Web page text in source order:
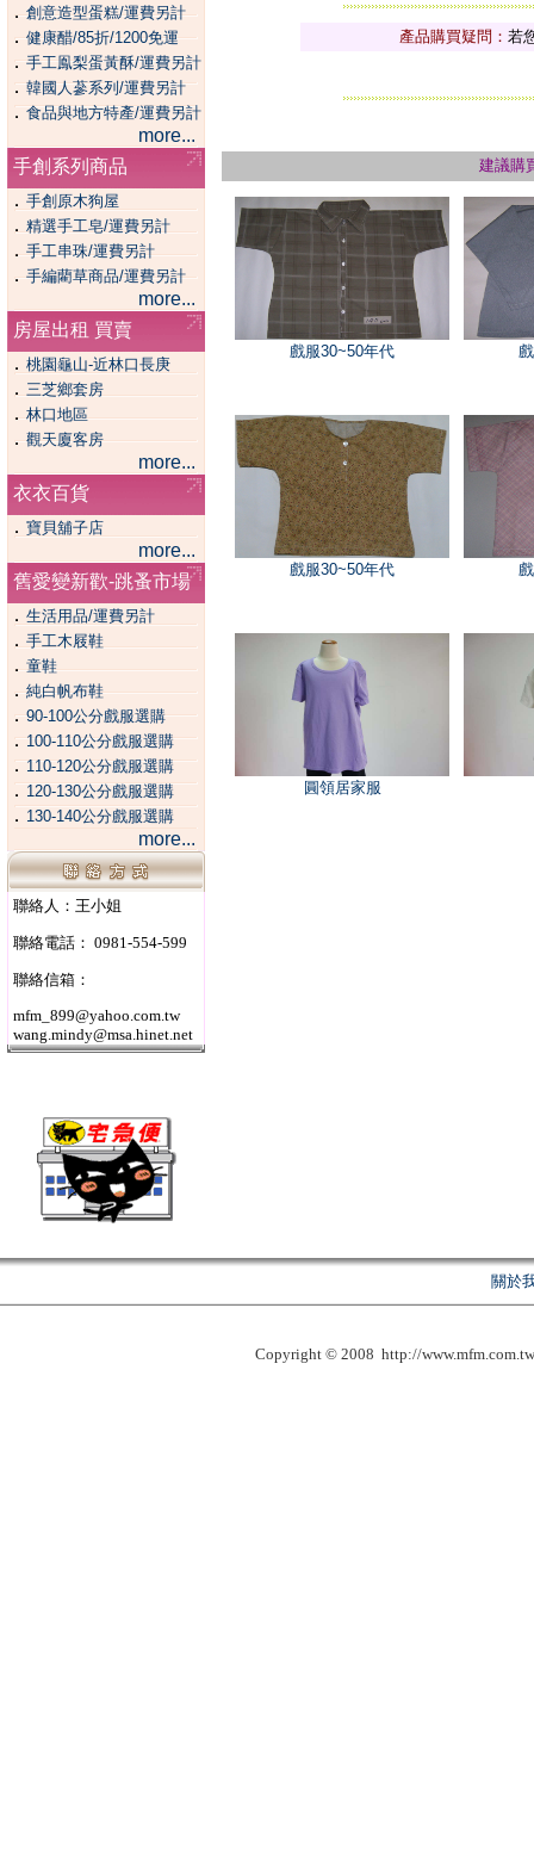
．創意造型蛋糕/運費另計
．健康醋/85折/1200免運
．手工鳯梨蛋黃酥/運費另計
．韓國人蔘系列/運費另計
．食品與地方特產/運費另計
more...
手創系列商品
． 手創原木狗屋
． 精選手工皂/運費另計
． 手工串珠/運費另計
．手編藺草商品/運費另計
more...
房屋出租 買賣
． 桃園龜山-近林口長庚
． 三芝鄉套房
． 林口地區
．觀天廈客房
more...
衣衣百貨
． 寶貝舖子店
more...
舊愛變新歡-跳蚤市場
． 生活用品/運費另計
． 手工木屐鞋
． 童鞋
．純白帆布鞋
．90-100公分戲服選購
．100-110公分戲服選購
．110-120公分戲服選購
．120-130公分戲服選購
． 130-140公分戲服選購
more...
聯絡人：王小姐
聯絡電話： 0981-554-599
聯絡信箱：
mfm_899@yahoo.com.tw
wang.mindy@msa.hinet.net
產品購買疑問： 若
建議購
戲服30~50年代
戲服30~50年代
圓領居家服
關於
Copyright © 2008 http://